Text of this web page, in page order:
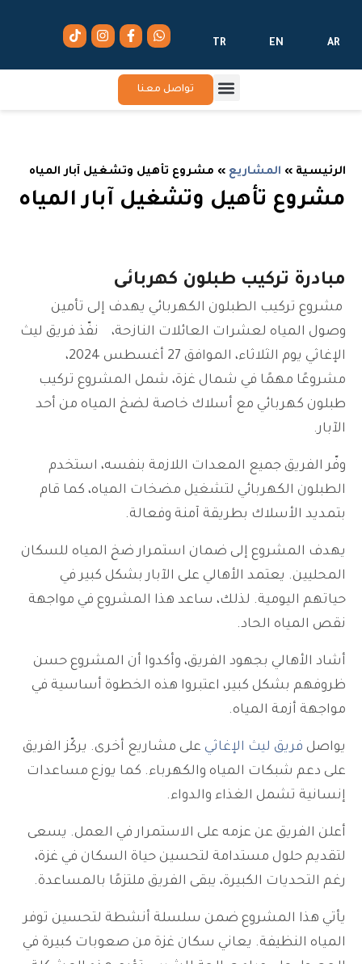
AR
EN
TR
تواصل معنا
الرئيسية » المشاريع » مشروع تأهيل وتشغيل آبار المياه
مشروع تأهيل وتشغيل آبار المياه
مبادرة تركيب طبلون كهربائى
مشروع تركيب الطبلون الكهربائي يهدف إلى تأمين
وصول المياه لعشرات العائلات النازحة، نفّذ فريق ليث
الإغاثي يوم الثلاثاء، الموافق 27 أغسطس 2024،
مشروعًا مهمًا في شمال غزة، شمل المشروع تركيب
طبلون كهربائي مع أسلاك خاصة لضخ المياه من أحد
الآبار.
وفّر الفريق جميع المعدات اللازمة بنفسه، استخدم
الطبلون الكهربائي لتشغيل مضخات المياه، كما قام
بتمديد الأسلاك بطريقة آمنة وفعالة.
يهدف المشروع إلى ضمان استمرار ضخ المياه للسكان
المحليين. يعتمد الأهالي على الآبار بشكل كبير في
حياتهم اليومية. لذلك، ساعد هذا المشروع في مواجهة
نقص المياه الحاد.
أشاد الأهالي بجهود الفريق، وأكدوا أن المشروع حسن
ظروفهم بشكل كبير، اعتبروا هذه الخطوة أساسية في
مواجهة أزمة المياه.
يواصل فريق ليث الإغاثي على مشاريع أخرى. يركّز الفريق
على دعم شبكات المياه والكهرباء. كما يوزع مساعدات
إنسانية تشمل الغذاء والدواء.
أعلن الفريق عن عزمه على الاستمرار في العمل. يسعى
لتقديم حلول مستدامة لتحسين حياة السكان في غزة،
رغم التحديات الكبيرة، يبقى الفريق ملتزمًا بالمساعدة.
يأتي هذا المشروع ضمن سلسلة أنشطة لتحسين توفر
المياه النظيفة. يعاني سكان غزة من صعوبات كبيرة في